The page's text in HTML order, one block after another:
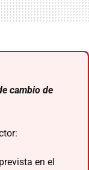
cambio de
en el